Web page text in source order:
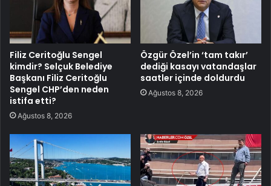
Filiz Ceritoğlu Sengel
kimdir? Selçuk Belediye
Başkanı Filiz Ceritoğlu
Sengel CHP’den neden
istifa etti?
Ağustos 8, 2026
Özgür Özel’in ‘tam takır’
dediği kasayı vatandaşlar
saatler içinde doldurdu
Ağustos 8, 2026